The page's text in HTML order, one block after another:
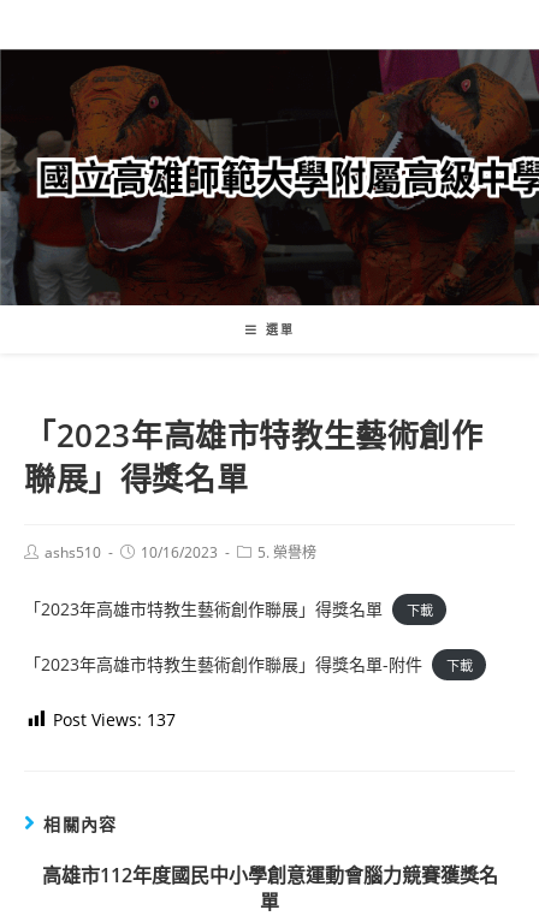
轉
要
內
容
選單
「2023年高雄市特教生藝術創作
聯展」得獎名單
Postashs510
Post10/16/2023
Post5. 榮譽榜
「2023年高雄市特教生藝術創作聯展」得獎名單 下載
「2023年高雄市特教生藝術創作聯展」得獎名單-附件 下載
Post Views: 137
相關內容
高雄市112年度國民中小學創意運動會腦力競賽獲獎名
單